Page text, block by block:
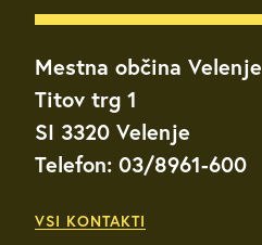
Mestna občina Velenje
Titov trg 1
SI 3320 Velenje
Telefon: 03/8961-600
VSI KONTAKTI